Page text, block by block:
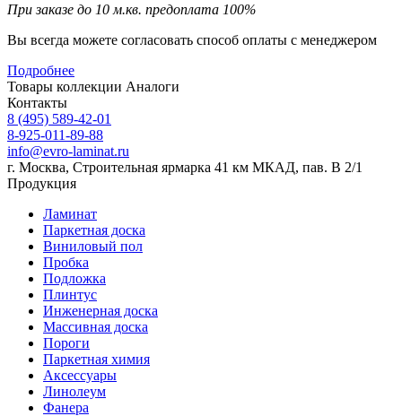
При заказе до 10 м.кв. предоплата 100%
Вы всегда можете согласовать способ оплаты с менеджером
Подробнее
Товары коллекции Аналоги
Контакты
8 (495) 589-42-01
8-925-011-89-88
info@evro-laminat.ru
г. Москва, Строительная ярмарка 41 км МКАД, пав. В 2/1
Продукция
Ламинат
Паркетная доска
Виниловый пол
Пробка
Подложка
Плинтус
Инженерная доска
Массивная доска
Пороги
Паркетная химия
Аксессуары
Линолеум
Фанера